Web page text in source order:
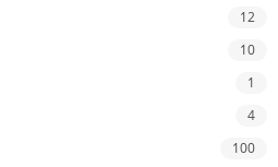
12
10
1
4
100